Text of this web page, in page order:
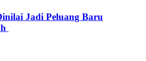
Jadi Peluang Baru